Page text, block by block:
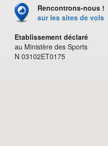
Rencontrons-nous !
sur les sites de vols
Etablissement déclaré
au Ministère des Sports
N 03102ET0175